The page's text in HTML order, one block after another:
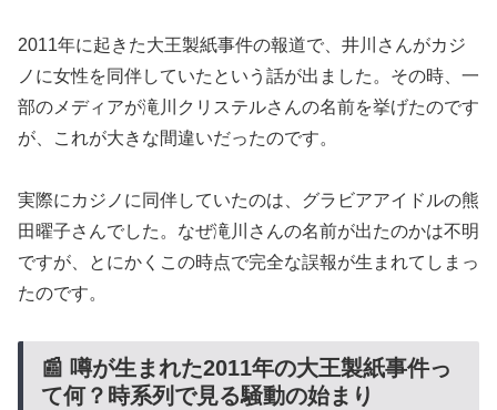
2011年に起きた大王製紙事件の報道で、井川さんがカジ
ノに女性を同伴していたという話が出ました。その時、一
部のメディアが滝川クリステルさんの名前を挙げたのです
が、これが大きな間違いだったのです。
実際にカジノに同伴していたのは、グラビアアイドルの熊
田曜子さんでした。なぜ滝川さんの名前が出たのかは不明
ですが、とにかくこの時点で完全な誤報が生まれてしまっ
たのです。
📰 噂が生まれた2011年の大王製紙事件っ
て何？時系列で見る騒動の始まり